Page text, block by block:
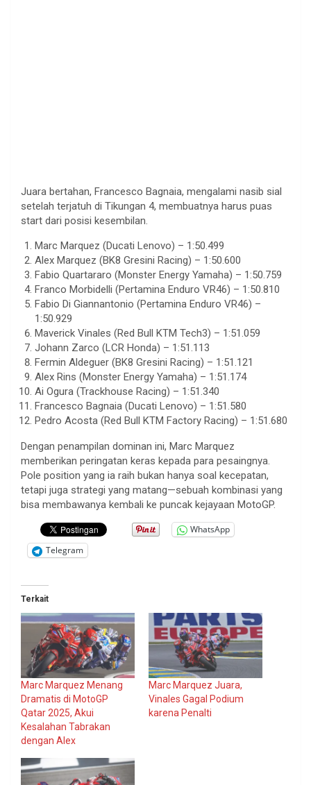
Juara bertahan, Francesco Bagnaia, mengalami nasib sial
setelah terjatuh di Tikungan 4, membuatnya harus puas
start dari posisi kesembilan.
Marc Marquez (Ducati Lenovo) – 1:50.499
Alex Marquez (BK8 Gresini Racing) – 1:50.600
Fabio Quartararo (Monster Energy Yamaha) – 1:50.759
Franco Morbidelli (Pertamina Enduro VR46) – 1:50.810
Fabio Di Giannantonio (Pertamina Enduro VR46) –
1:50.929
Maverick Vinales (Red Bull KTM Tech3) – 1:51.059
Johann Zarco (LCR Honda) – 1:51.113
Fermin Aldeguer (BK8 Gresini Racing) – 1:51.121
Alex Rins (Monster Energy Yamaha) – 1:51.174
Ai Ogura (Trackhouse Racing) – 1:51.340
Francesco Bagnaia (Ducati Lenovo) – 1:51.580
Pedro Acosta (Red Bull KTM Factory Racing) – 1:51.680
Dengan penampilan dominan ini, Marc Marquez
memberikan peringatan keras kepada para pesaingnya.
Pole position yang ia raih bukan hanya soal kecepatan,
tetapi juga strategi yang matang—sebuah kombinasi yang
bisa membawanya kembali ke puncak kejayaan MotoGP.
WhatsApp
Telegram
Terkait
Marc Marquez Menang
Dramatis di MotoGP
Qatar 2025, Akui
Kesalahan Tabrakan
dengan Alex
Marc Marquez Juara,
Vinales Gagal Podium
karena Penalti